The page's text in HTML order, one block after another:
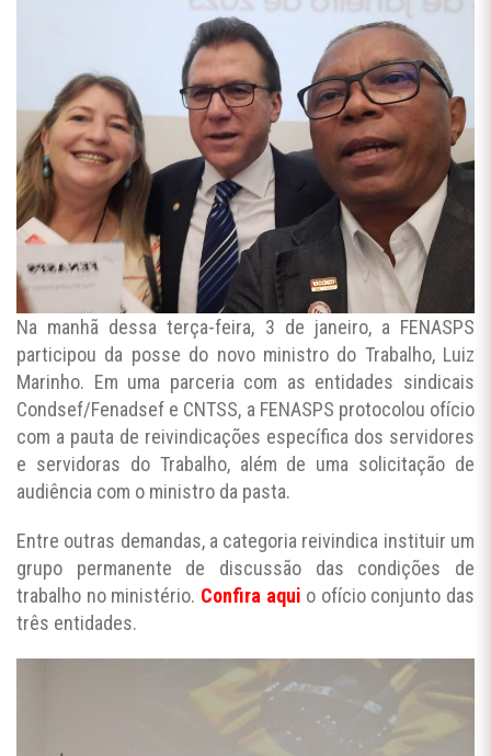
Na manhã dessa terça-feira, 3 de janeiro, a FENASPS
participou da posse do novo ministro do Trabalho, Luiz
Marinho. Em uma parceria com as entidades sindicais
Condsef/Fenadsef e CNTSS, a FENASPS protocolou ofício
com a pauta de reivindicações específica dos servidores
e servidoras do Trabalho, além de uma solicitação de
audiência com o ministro da pasta.
Entre outras demandas, a categoria reivindica instituir um
grupo permanente de discussão das condições de
trabalho no ministério. Confira aqui o ofício conjunto das
três entidades.